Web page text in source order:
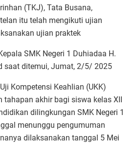
(TKJ), Tata Busana,
itu telah mengikuti ujian
ujian praktek
SMK Negeri 1 Duhiadaa H.
saat ditemui, Jumat, 2/5/ 2025
Kompetensi Keahlian (UKK)
tahapan akhir bagi siswa kelas XII
dilingkungan SMK Negeri 1
menunggu pengumuman
dilaksanakan tanggal 5 Mei